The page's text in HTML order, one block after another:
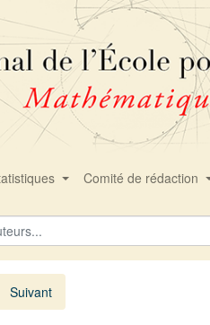
Comité de rédaction
Suivant